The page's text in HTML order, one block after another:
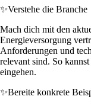
✨Verstehe die Branche
Mach dich mit den
Energieversorgung
Anforderungen und
relevant sind. So
eingehen.
✨Bereite konkrete